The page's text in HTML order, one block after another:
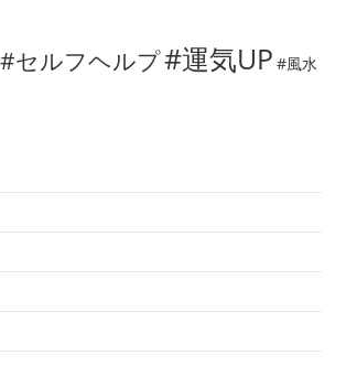
#セルフヘルプ#運気UP #風水